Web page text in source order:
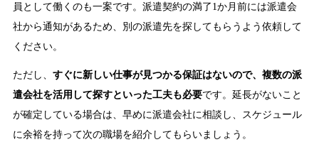
員として働くのも一案です。派遣契約の満了1か月前には派遣会
社から通知があるため、別の派遣先を探してもらうよう依頼して
ください。
ただし、 すぐに新しい仕事が見つかる保証はないので、複数の派
遣会社を活用して探すといった工夫も必要です。延長がないこと
が確定している場合は、早めに派遣会社に相談し、スケジュール
に余裕を持って次の職場を紹介してもらいましょう。